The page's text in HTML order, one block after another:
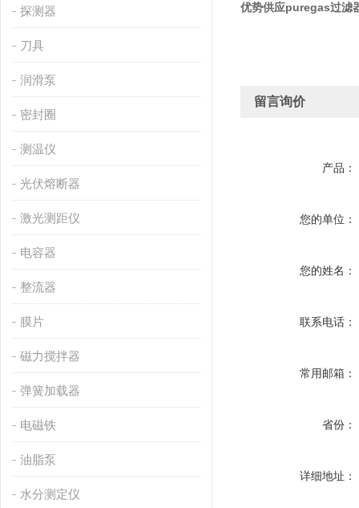
探测器
刀具
润滑泵
密封圈
测温仪
光伏熔断器
激光测距仪
电容器
整流器
膜片
磁力搅拌器
弹簧加载器
电磁铁
油脂泵
水分测定仪
优势供应puregas过滤
留言询价
产品：
您的单位：
您的姓名：
联系电话：
常用邮箱：
省份：
详细地址：